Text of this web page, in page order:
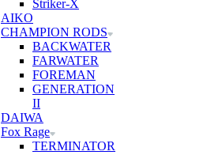
Striker-X
AIKO
CHAMPION RODS
BACKWATER
FARWATER
FOREMAN
GENERATION
II
DAIWA
Fox Rage
TERMINATOR